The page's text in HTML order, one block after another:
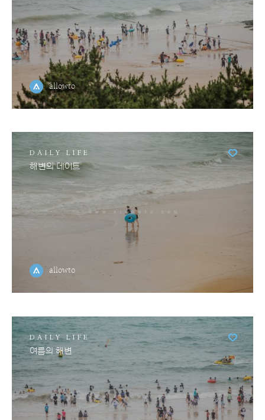
allowto
DAILY LIFE
해변의 데이트
allowto
DAILY LIFE
여름의 해변